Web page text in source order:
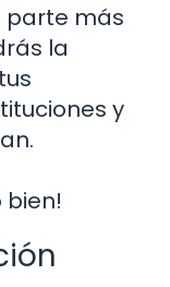
parte más
la
y
bien!